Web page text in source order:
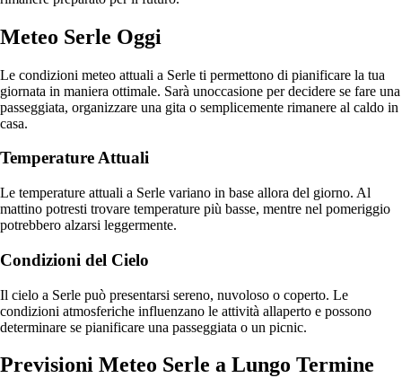
Meteo Serle Oggi
Le condizioni meteo attuali a Serle ti permettono di pianificare la tua
giornata in maniera ottimale. Sarà unoccasione per decidere se fare una
passeggiata, organizzare una gita o semplicemente rimanere al caldo in
casa.
Temperature Attuali
Le temperature attuali a Serle variano in base allora del giorno. Al
mattino potresti trovare temperature più basse, mentre nel pomeriggio
potrebbero alzarsi leggermente.
Condizioni del Cielo
Il cielo a Serle può presentarsi sereno, nuvoloso o coperto. Le
condizioni atmosferiche influenzano le attività allaperto e possono
determinare se pianificare una passeggiata o un picnic.
Previsioni Meteo Serle a Lungo Termine